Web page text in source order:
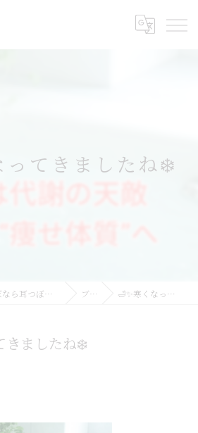
ってきましたね❄️
大阪府大阪市の耳つぼなら耳つぼダイエットサロンふーみん ブログ 🛁✨寒くなってきましたね❄️
きましたね❄️